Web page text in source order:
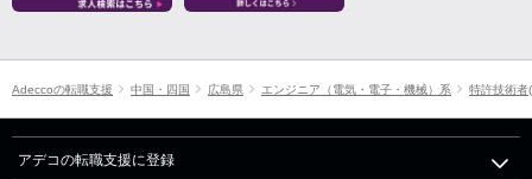
Adeccoの転職支援 中国・四国 広島県 エンジニア（電気・電子・機械）系 特許技術者
アデコの転職支援に登録